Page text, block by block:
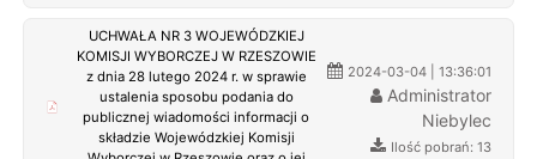
UCHWAŁA NR 3 WOJEWÓDZKIEJ
KOMISJI WYBORCZEJ W RZESZOWIE
z dnia 28 lutego 2024 r. w sprawie
ustalenia sposobu podania do
publicznej wiadomości informacji o
składzie Wojewódzkiej Komisji
2024-03-04 | 13:36:01
Administrator
Niebylec
Ilość pobrań: 13